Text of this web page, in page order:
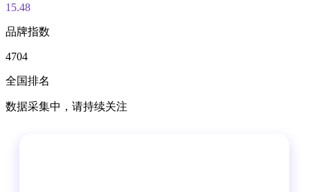
15.48
品牌指数
4704
全国排名
数据采集中，请持续关注